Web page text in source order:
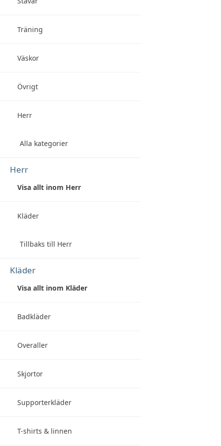
Träning
Väskor
Övrigt
Herr
Alla kategorier
Herr
Visa allt inom Herr
Kläder
Tillbaks till Herr
Kläder
Visa allt inom Kläder
Badkläder
Overaller
Skjortor
Supporterkläder
T-shirts & linnen